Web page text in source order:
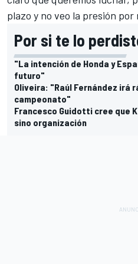
plazo y no veo la presión por
Por si te lo
"La intención de Honda y
futuro"
Oliveira: "Raúl Fernández irá
campeonato"
Francesco Guidotti cree que
sino organización